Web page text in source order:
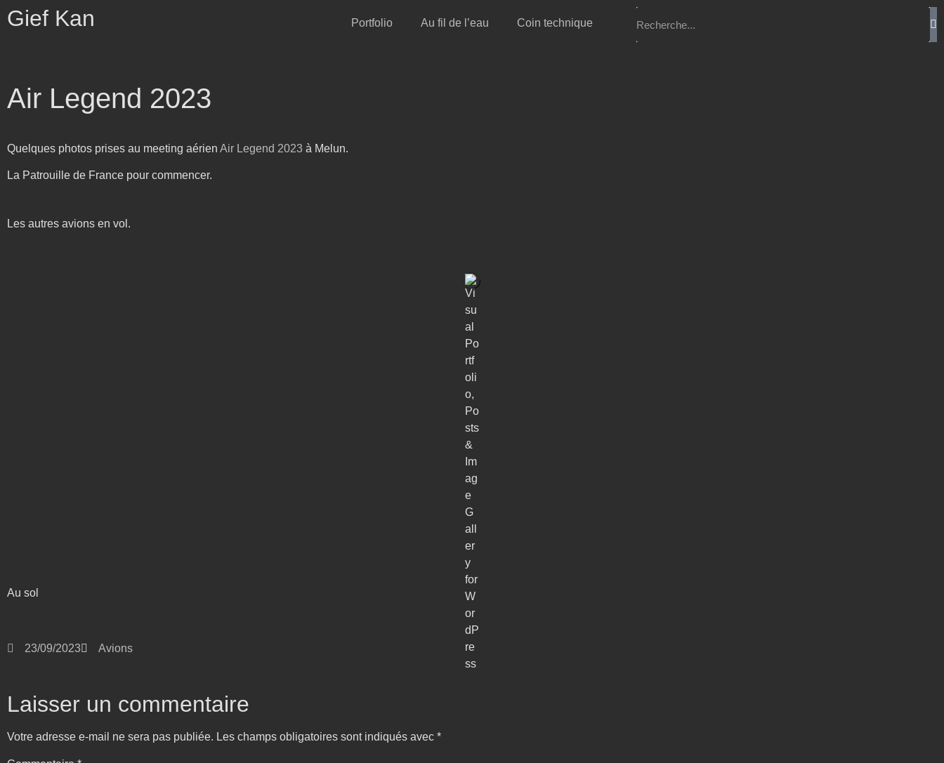
Gief Kan Portfolio Au fil de l’eau Coin technique
Air Legend 2023
Quelques photos prises au meeting aérien Air Legend 2023 à Melun.
La Patrouille de France pour commencer.
Les autres avions en vol.
Au sol
23/09/2023 Avions
Laisser un commentaire
Votre adresse e-mail ne sera pas publiée. Les champs obligatoires sont indiqués avec *